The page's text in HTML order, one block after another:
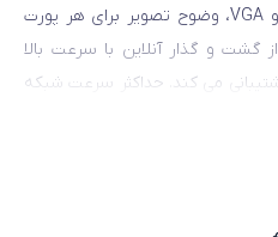
اتصال همزمان پورت های HDMI و VGA، وضوح تصویر برای هر پورت
1080p است. درگاه اترنت RJ45 از گشت و گذار آنلاین با سرعت بالا
می کند. حداکثر سرعت شبکه
بر این، می توانید اجزای دیگری مانند